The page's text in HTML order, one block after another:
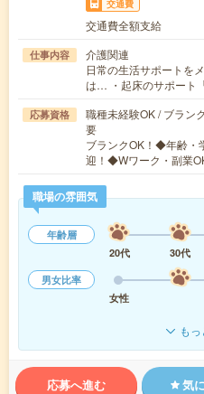
交通費
交通費全額支給
仕事内容
介護関連
日常の生活サポートを
は… ・起床のサポート
応募資格
職種未経験OK / ブラン
要
ブランクOK！◆年齢・
迎！◆Wワーク・副業
職場の雰囲気
年齢層
20代
30代
男女比率
女性
も
応募へ進む 気